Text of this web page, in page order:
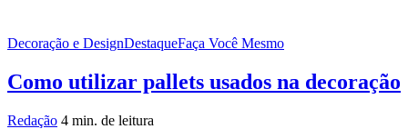
Decoração e DesignDestaqueFaça Você Mesmo
Como utilizar pallets usados na decoração
Redação 4 min. de leitura